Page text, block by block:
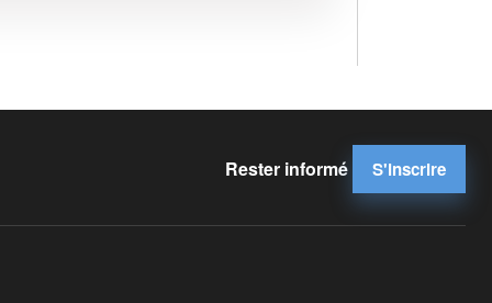
Rester informé S'inscrire